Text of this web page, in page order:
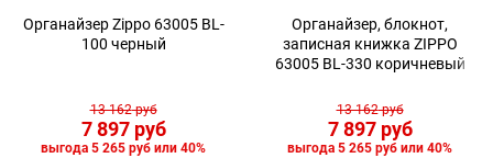
Органайзер Zippo 63005 BL-
100 черный
13 162 руб
7 897 руб
выгода 5 265 руб или 40%
Органайзер, блокнот,
записная книжка ZIPPO
63005 BL-330 коричневый
13 162 руб
7 897 руб
выгода 5 265 руб или 40%